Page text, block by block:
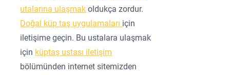
utalarına ulaşmak oldukça zordur.
Doğal küp taş uygulamaları için
iletişime geçin. Bu ustalara ulaşmak
için küptaş ustası iletişim
bölümünden internet sitemizden